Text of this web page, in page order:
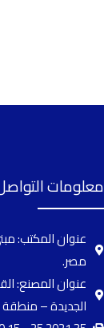
معلومات
مصر.
الجديدة – منطقة